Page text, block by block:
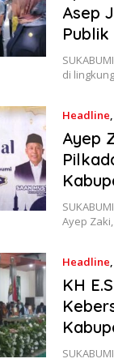
Asep
Publik
di
Headline,
Ayep
Ayep
Headline,
KH